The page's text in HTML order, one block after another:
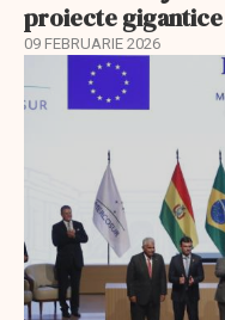
proiecte gigantice
09 FEBRUARIE 2026